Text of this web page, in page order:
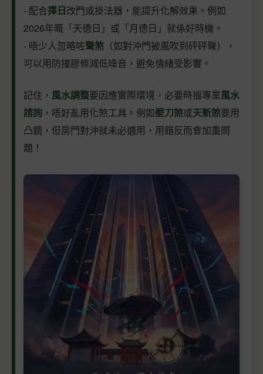
- 配合擇日改門或掛法器，能提升化解效果。例如
2026年嘅「天德日」或「月德日」就係好時機。
- 唔少人忽略咗聲煞 （如對沖門被風吹到砰砰聲），
可以用防撞膠條減低噪音，避免情緒受影響。
記住， 風水調整要因應實際環境，必要時搵專業風水
諮詢 ，唔好亂用化煞工具。例如壁刀煞或天斬煞要用
凸鏡，但房門對沖就未必適用，用錯反而會加重問
題！